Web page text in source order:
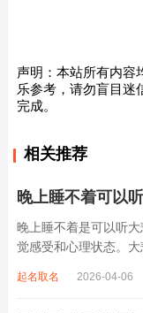
声明：本站所有内容
乐参考，请勿盲目迷
完成。
相关推荐
晚上睡不着可以
晚上睡不着是可以听
觉感受和心理状态。
急促的鼓点，这类音频
起名取名 2026-04-06